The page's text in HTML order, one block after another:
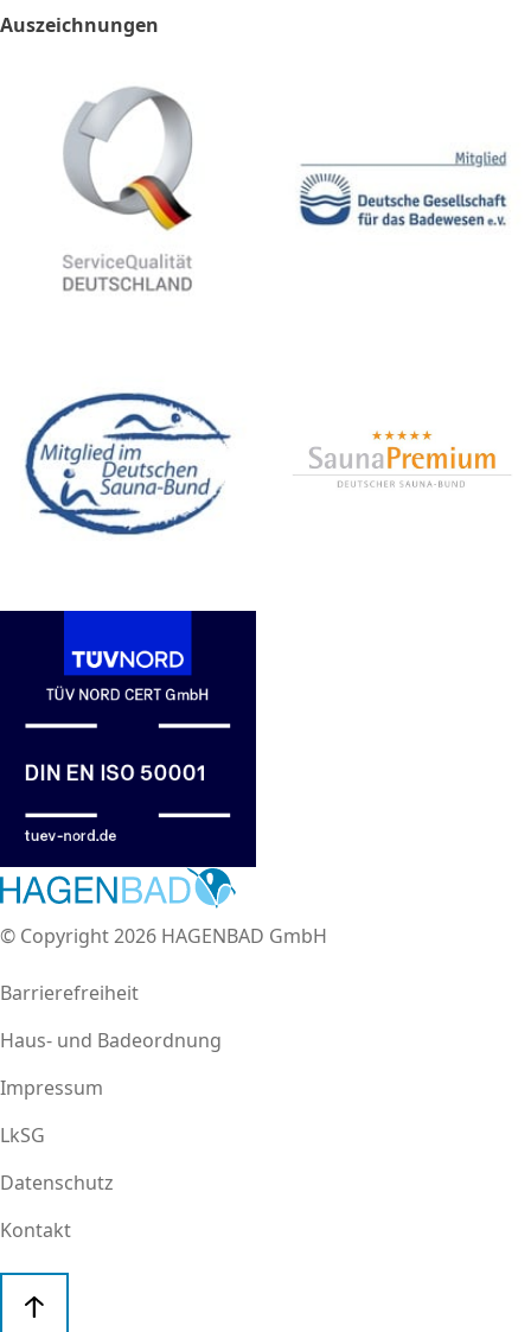
Auszeichnungen
© Copyright 2026 HAGENBAD GmbH
Barrierefreiheit
Haus- und Badeordnung
Impressum
LkSG
Datenschutz
Kontakt
Cookie-Einstellungen
Diese Webseite setzt verschiedene Cookies und